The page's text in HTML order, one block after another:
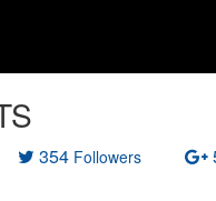
354 Followers